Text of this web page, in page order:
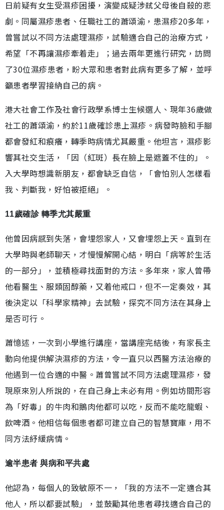
日前疑有女生受濕疹困擾，演變成疑涉弒父母後自殺的悲
劇。同屬濕疹患者、任職社工的蕭頌渝，患濕疹20多年，
曾嘗試以不同方法處理濕疹，試驗適合自己的治療方式，
希望「不再讓濕疹牽着走」；過去兩年更進行研究，訪問
了30位濕疹患者，盼大眾和患者對此病有更多了解，並呼
籲患者學習接納自己的病。
港大社會工作及社會行政學系博士生候選人、現年36歲做
社工的蕭頌渝，約於11歲確診患上濕疹。病發時臉和手腳
都會發紅和痕癢，轉季時病情尤其嚴重。他坦言，濕疹影
響其社交生活，「因（紅斑）長在臉上是遮蓋不住的」。
入大學時想識新朋友，都會缺乏自信，「會怕別人怎樣看
我、判斷我，好怕被拒絕」。
11歲確診 轉季尤其嚴重
他曾因病感到失落，會埋怨家人，又會埋怨上天。直到在
大學時與老師聊天，才慢慢解開心結，明白「病等於生活
的一部分」，並積極尋找面對的方法。多年來，家人曾帶
他看醫生、服類固醇藥，又着他戒口，但不一定奏效，其
後決定以「科學家精神」去試驗，探究不同方法在其身上
是否可行。
蕭憶述，一次到小學進行講座，當講座完結後，有家長主
動向他提供解決濕疹的方法，令一直只以西醫方法治療的
他遇到一位合適的中醫。蕭曾嘗試不同方法處理濕疹，發
現原來別人所說的，在自己身上未必有用。例如坊間形容
為「好毒」的牛肉和鵝肉他都可以吃，反而不能吃龍蝦、
飲啤酒。他相信每個患者都可建立自己的智慧寶庫，用不
同方法紓緩病情。
逾半患者 與病和平共處
他認為，每個人的致敏原不一，「我的方法不一定適合其
他人，所以都要試驗」，並鼓勵其他患者尋找適合自己的